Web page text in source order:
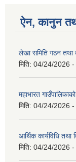
ऐन, कानुन
लेखा समिति गठन तथा
मिति: 04/24/2026 -
महाभारत
मिति: 04/24/2026 -
आर्थिक कार्यविधि तथा
मिति: 04/24/2026 -